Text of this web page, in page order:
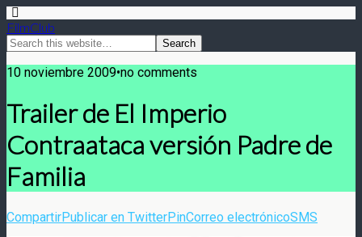
FilmClub
10 noviembre 2009•no comments
Trailer de El Imperio
Contraataca versión Padre de
Familia
CompartirPublicar en TwitterPinCorreo electrónicoSMS